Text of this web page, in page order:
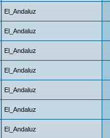
El_Andaluz
El_Andaluz
El_Andaluz
El_Andaluz
El_Andaluz
El_Andaluz
El_Andaluz